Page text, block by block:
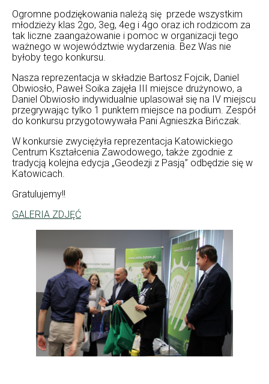
Ogromne podziękowania należą się przede wszystkim
młodzieży klas 2go, 3eg, 4eg i 4go oraz ich rodzicom za
tak liczne zaangażowanie i pomoc w organizacji tego
ważnego w województwie wydarzenia. Bez Was nie
byłoby tego konkursu.
Nasza reprezentacja w składzie Bartosz Fojcik, Daniel
Obwiosło, Paweł Soika zajęła III miejsce drużynowo, a
Daniel Obwiosło indywidualnie uplasował się na IV miejscu
przegrywając tylko 1 punktem miejsce na podium. Zespół
do konkursu przygotowywała Pani Agnieszka Bińczak.
W konkursie zwyciężyła reprezentacja Katowickiego
Centrum Kształcenia Zawodowego, także zgodnie z
tradycją kolejna edycja „Geodezji z Pasją” odbędzie się w
Katowicach.
Gratulujemy!!
GALERIA ZDJĘĆ